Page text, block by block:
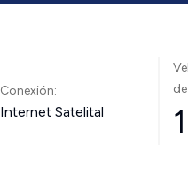
Conexión:
Internet Satelital